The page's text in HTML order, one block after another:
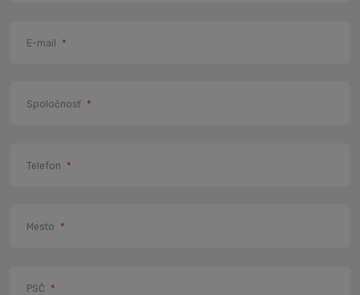
E-mail *
Spoločnosť *
Telefon *
Mesto *
PSČ *